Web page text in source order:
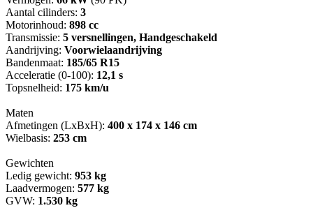
Aantal cilinders: 3
Motorinhoud: 898 cc
Transmissie: 5 versnellingen, Handgeschakeld
Aandrijving: Voorwielaandrijving
Bandenmaat: 185/65 R15
Acceleratie (0-100): 12,1 s
Topsnelheid: 175 km/u
Maten
Afmetingen (LxBxH): 400 x 174 x 146 cm
Wielbasis: 253 cm
Gewichten
Ledig gewicht: 953 kg
Laadvermogen: 577 kg
GVW: 1.530 kg